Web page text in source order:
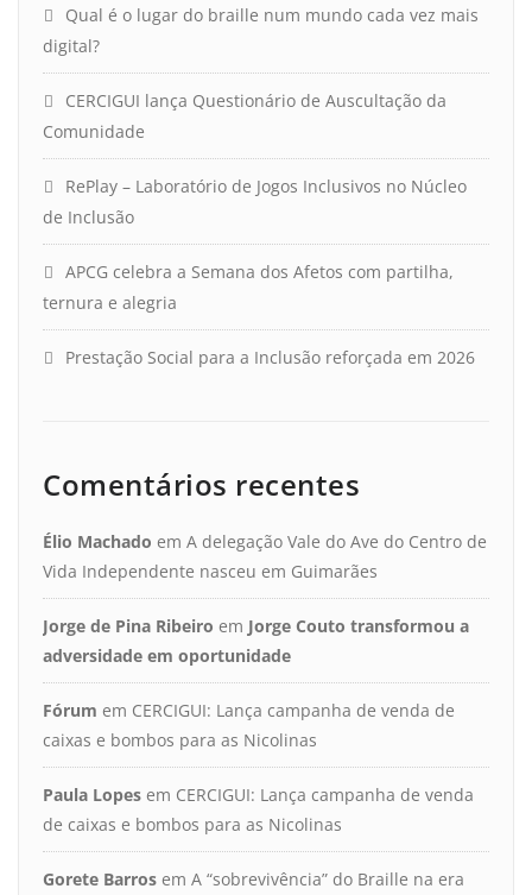
Qual é o lugar do braille num mundo cada vez mais
digital?
CERCIGUI lança Questionário de Auscultação da
Comunidade
RePlay – Laboratório de Jogos Inclusivos no Núcleo
de Inclusão
APCG celebra a Semana dos Afetos com partilha,
ternura e alegria
Prestação Social para a Inclusão reforçada em 2026
Comentários recentes
Élio Machado em A delegação Vale do Ave do Centro de
Vida Independente nasceu em Guimarães
Jorge de Pina Ribeiro em Jorge Couto transformou a
adversidade em oportunidade
Fórum em CERCIGUI: Lança campanha de venda de
caixas e bombos para as Nicolinas
Paula Lopes em CERCIGUI: Lança campanha de venda
de caixas e bombos para as Nicolinas
Gorete Barros em A “sobrevivência” do Braille na era